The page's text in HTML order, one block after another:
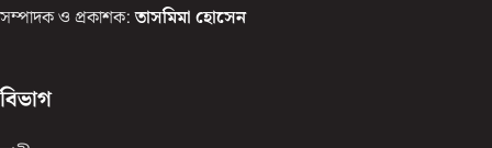
সম্পাদক ও প্রকাশক: তাসমিমা হোসেন
বিভাগ